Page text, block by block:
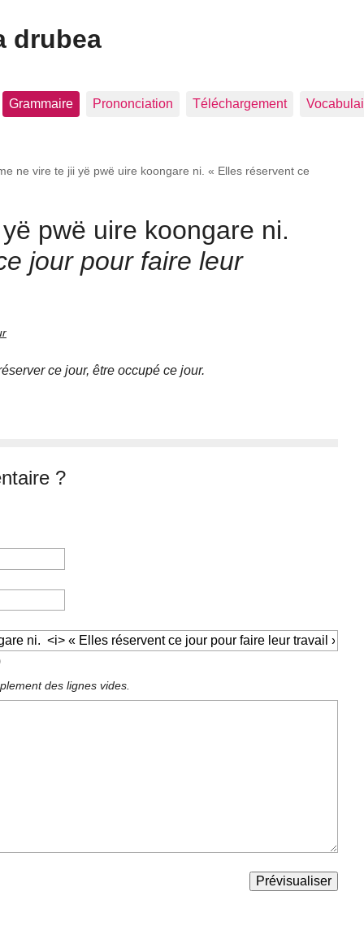
drubea
Grammaire Prononciation Téléchargement
ne vire te jii yë pwë uire koongare ni. « Elles réservent ce
pwë uire koongare ni.
jour pour faire leur
ce jour, être occupé ce jour.
?
des lignes vides.